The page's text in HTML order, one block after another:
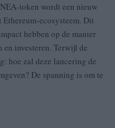
token wordt een nieuw
ecosysteem. Dit
hebben op de manier
investeren. Terwijl de
hoe zal deze lancering de
De spanning is om te